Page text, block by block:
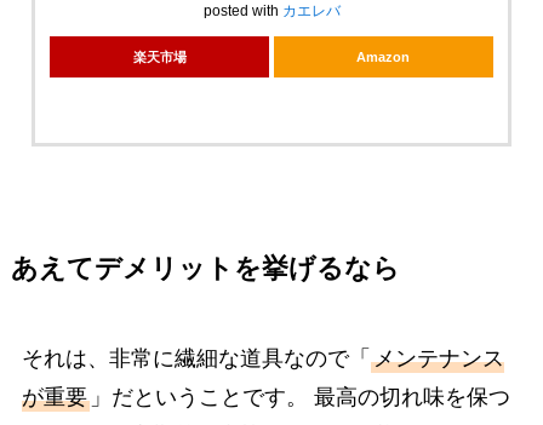
posted with カエレバ
楽天市場 Amazon
あえてデメリットを挙げるなら
それは、非常に繊細な道具なので「 メンテナンス
が重要」だということです。 最高の切れ味を保つ